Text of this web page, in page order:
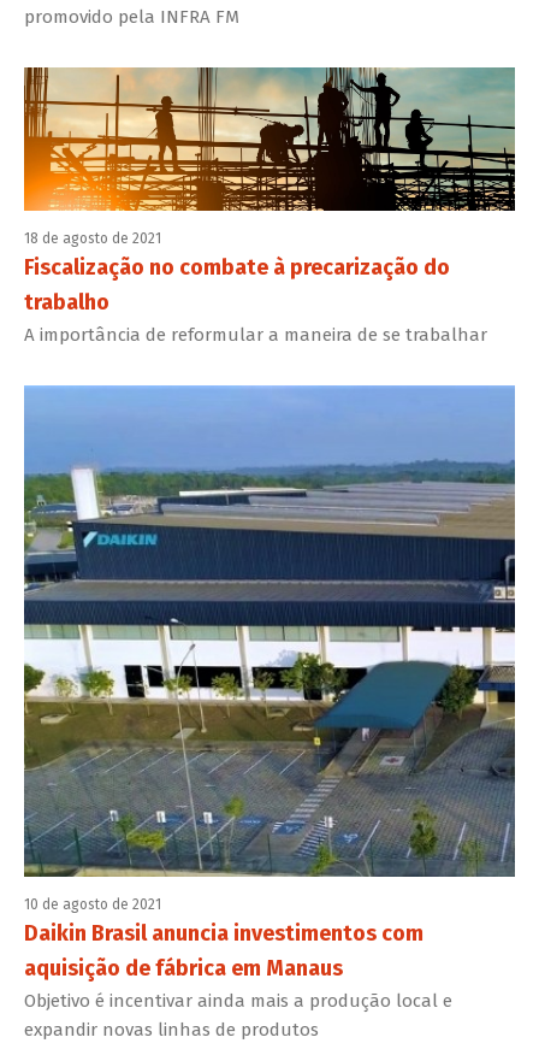
promovido pela INFRA FM
18 de agosto de 2021
Fiscalização no combate à precarização do
trabalho
A importância de reformular a maneira de se trabalhar
10 de agosto de 2021
Daikin Brasil anuncia investimentos com
aquisição de fábrica em Manaus
Objetivo é incentivar ainda mais a produção local e
expandir novas linhas de produtos